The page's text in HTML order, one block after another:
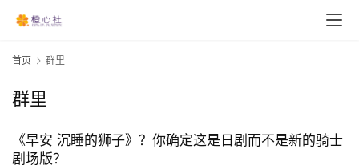
首页 群里
群里
《早安 沉睡的狮子》？你确定这是日剧而不是新的骑士
剧场版？